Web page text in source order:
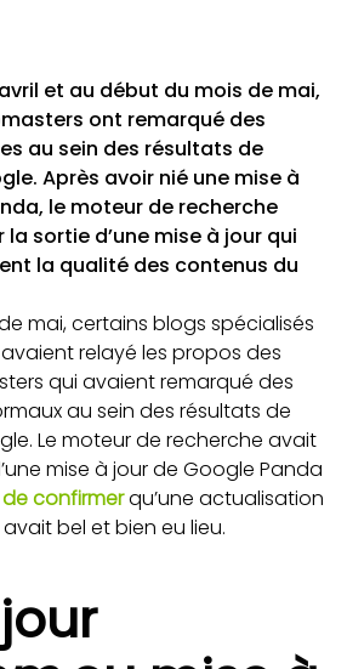
et au début du mois de mai,
ont remarqué des
au sein des résultats de
Après avoir nié une mise à
le moteur de recherche
sortie d’une mise à jour qui
la qualité des contenus du
mai, certains blogs spécialisés
relayé les propos des
qui avaient remarqué des
au sein des résultats de
Le moteur de recherche avait
mise à jour de Google Panda
confirmerqu’une actualisation
bel et bien eu lieu.